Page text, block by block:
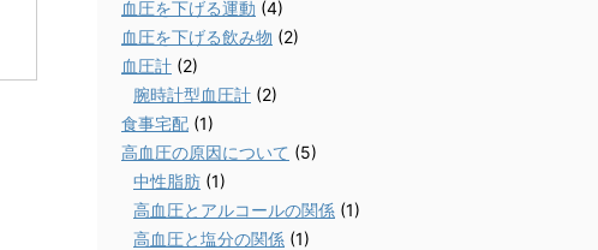
血圧を下げる運動 (4)
血圧を下げる飲み物 (2)
血圧計 (2)
腕時計型血圧計 (2)
食事宅配 (1)
高血圧の原因について (5)
中性脂肪 (1)
高血圧とアルコールの関係 (1)
高血圧と塩分の関係 (1)